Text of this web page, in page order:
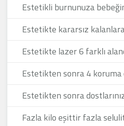
Estetikli burnunuza
Estetikte kararsız
Estetikte lazer 6 farklı
Estetikten sonra 4 koruma
Estetikten sonra
Fazla kilo eşittir fazla